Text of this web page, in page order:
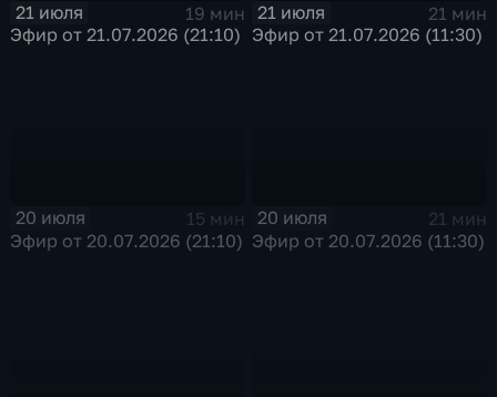
21 июля
19 мин
Эфир от 21.07.2026 (21:10)
21 июля
21 мин
Эфир от 21.07.2026 (11:30)
20 июля
15 мин
Эфир от 20.07.2026 (21:10)
20 июля
21 мин
Эфир от 20.07.2026 (11:30)